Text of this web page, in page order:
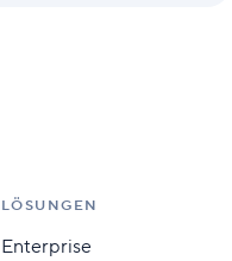
LÖSUNGEN
Enterprise